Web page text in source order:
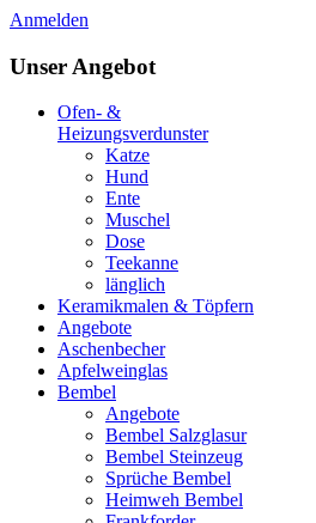
Anmelden
Unser Angebot
Ofen- &
Heizungsverdunster
Katze
Hund
Ente
Muschel
Dose
Teekanne
länglich
Keramikmalen & Töpfern
Angebote
Aschenbecher
Apfelweinglas
Bembel
Angebote
Bembel Salzglasur
Bembel Steinzeug
Sprüche Bembel
Heimweh Bembel